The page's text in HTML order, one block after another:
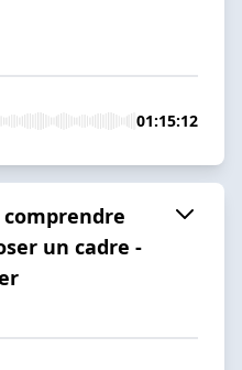
01:15:12
un cadre -